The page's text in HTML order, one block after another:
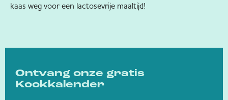
kaas weg voor een lactosevrije maaltijd!
Ontvang onze gratis
Kookkalender